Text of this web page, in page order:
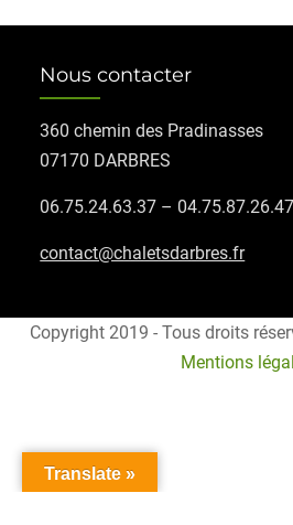
Nous contacter
360 chemin des Pradinasses
07170 DARBRES
06.75.24.63.37 – 04.75.87.26.47
contact@chaletsdarbres.fr
Translate »
Copyright 2019 - Tous droits
Mentions